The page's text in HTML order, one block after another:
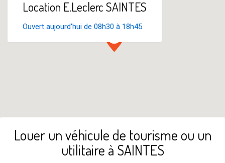
Location E.Leclerc SAINTES
Ouvert aujourd'hui de 08h30 à 18h45
Louer un véhicule de tourisme ou un
utilitaire à SAINTES